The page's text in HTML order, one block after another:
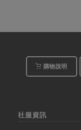
購物說明
社服資訊